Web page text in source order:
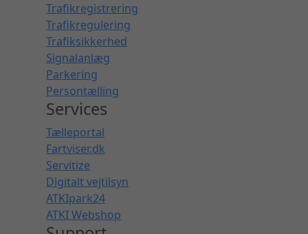
Trafikregistrering
Trafikregulering
Trafiksikkerhed
Signalanlæg
Parkering
Persontælling
Services
Tælleportal
Fartviser.dk
Servitize
Digitalt vejtilsyn
ATKIpark24
ATKI Webshop